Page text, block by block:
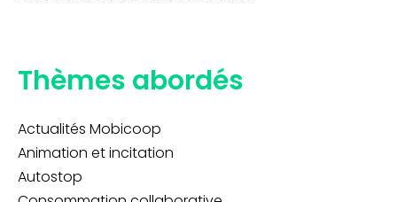
Thèmes abordés
Actualités Mobicoop
Animation et incitation
Autostop